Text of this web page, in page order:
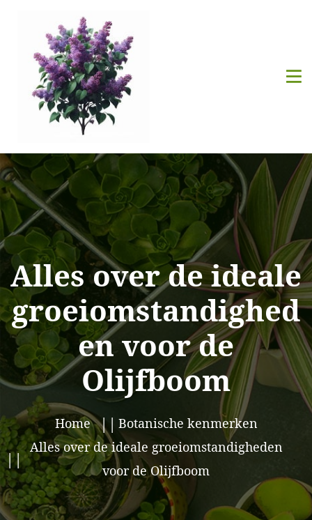
Alles over de ideale
groeiomstandighed
en voor de
Olijfboom
Home
Botanische kenmerken
Alles over de ideale groeiomstandigheden
voor de Olijfboom